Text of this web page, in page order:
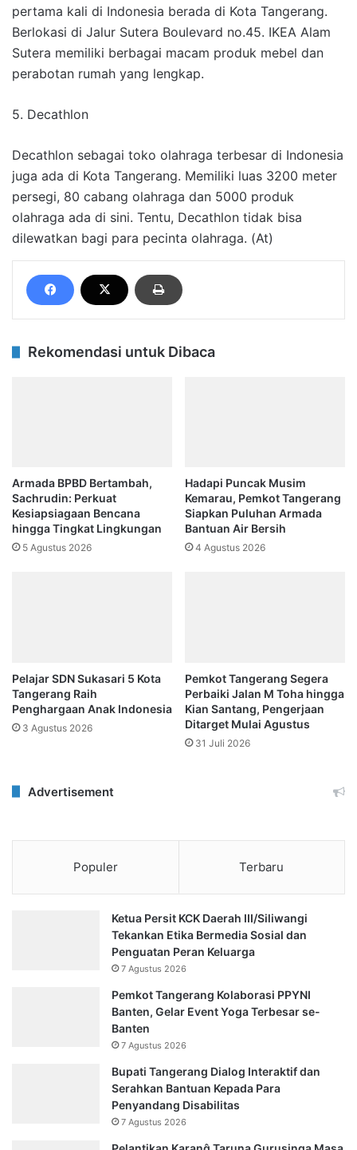
pertama kali di Indonesia berada di Kota Tangerang.
Berlokasi di Jalur Sutera Boulevard no.45. IKEA Alam
Sutera memiliki berbagai macam produk mebel dan
perabotan rumah yang lengkap.
5. Decathlon
Decathlon sebagai toko olahraga terbesar di Indonesia
juga ada di Kota Tangerang. Memiliki luas 3200 meter
persegi, 80 cabang olahraga dan 5000 produk
olahraga ada di sini. Tentu, Decathlon tidak bisa
dilewatkan bagi para pecinta olahraga. (At)
Rekomendasi untuk Dibaca
Armada BPBD Bertambah,
Sachrudin: Perkuat
Kesiapsiagaan Bencana
hingga Tingkat Lingkungan
5 Agustus 2026
Hadapi Puncak Musim
Kemarau, Pemkot Tangerang
Siapkan Puluhan Armada
Bantuan Air Bersih
4 Agustus 2026
Pelajar SDN Sukasari 5 Kota
Tangerang Raih
Penghargaan Anak Indonesia
3 Agustus 2026
Pemkot Tangerang Segera
Perbaiki Jalan M Toha hingga
Kian Santang, Pengerjaan
Ditarget Mulai Agustus
31 Juli 2026
Advertisement
Populer Terbaru
Ketua Persit KCK Daerah III/Siliwangi
Tekankan Etika Bermedia Sosial dan
Penguatan Peran Keluarga
7 Agustus 2026
Pemkot Tangerang Kolaborasi PPYNI
Banten, Gelar Event Yoga Terbesar se-
Banten
7 Agustus 2026
Bupati Tangerang Dialog Interaktif dan
Serahkan Bantuan Kepada Para
Penyandang Disabilitas
7 Agustus 2026